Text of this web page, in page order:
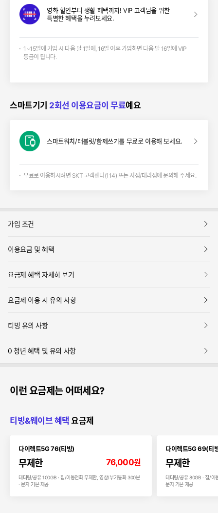
영화 할인부터 생활 혜택까지! VIP 고객님을 위한
특별한 혜택을 누려보세요.
1~15일에 가입 시 다음 달 1일에, 16일 이후 가입하면 다음 달 16일에 VIP
등급이 됩니다.
스마트기기 2회선 이용요금이 무료예요
스마트워치/태블릿/함께쓰기를 무료로 이용해 보세요.
무료로 이용하시려면 SKT 고객센터(114) 또는 지점/대리점에 문의해 주세요.
가입 조건
보
이용요금 및 혜택
보
요금제 혜택 자세히 보기
보
요금제 이용 시 유의 사항
보
티빙 유의 사항
보
0 청년 혜택 및 유의 사항
보
이런 요금제는 어떠세요?
티빙&웨이브 혜택 요금제
다이렉트5G 76(티빙)
무제한 76,000원
테더링/공유 100GB · 집/이동전화 무제한, 영상/부가통화 300분
· 문자 기본 제공
다이렉트5G 69(티
무제한
테더링/공유 80GB · 집/이
문자 기본 제공